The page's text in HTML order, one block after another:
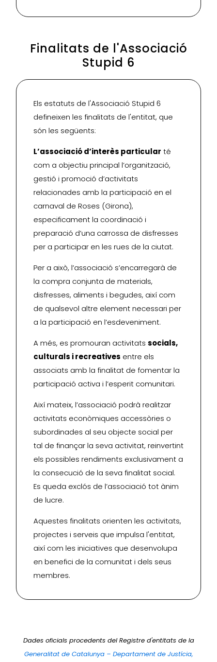
Finalitats de l'Associació
Stupid 6
Els estatuts de l'Associació Stupid 6
defineixen les finalitats de l'entitat, que
són les següents:
L’associació d’interès particular té
com a objectiu principal l’organització,
gestió i promoció d’activitats
relacionades amb la participació en el
carnaval de Roses (Girona),
especificament la coordinació i
preparació d’una carrossa de disfresses
per a participar en les rues de la ciutat.
Per a això, l’associació s’encarregarà de
la compra conjunta de materials,
disfresses, aliments i begudes, així com
de qualsevol altre element necessari per
a la participació en l’esdeveniment.
A més, es promouran activitats socials,
culturals i recreatives entre els
associats amb la finalitat de fomentar la
participació activa i l’esperit comunitari.
Així mateix, l’associació podrà realitzar
activitats econòmiques accessòries o
subordinades al seu objecte social per
tal de finançar la seva activitat, reinvertint
els possibles rendiments exclusivament a
la consecució de la seva finalitat social.
Es queda exclós de l’associació tot ànim
de lucre.
Aquestes finalitats orienten les activitats,
projectes i serveis que impulsa l'entitat,
així com les iniciatives que desenvolupa
en benefici de la comunitat i dels seus
membres.
Dades oficials procedents del Registre d'entitats de la
Generalitat de Catalunya – Departament de Justícia,